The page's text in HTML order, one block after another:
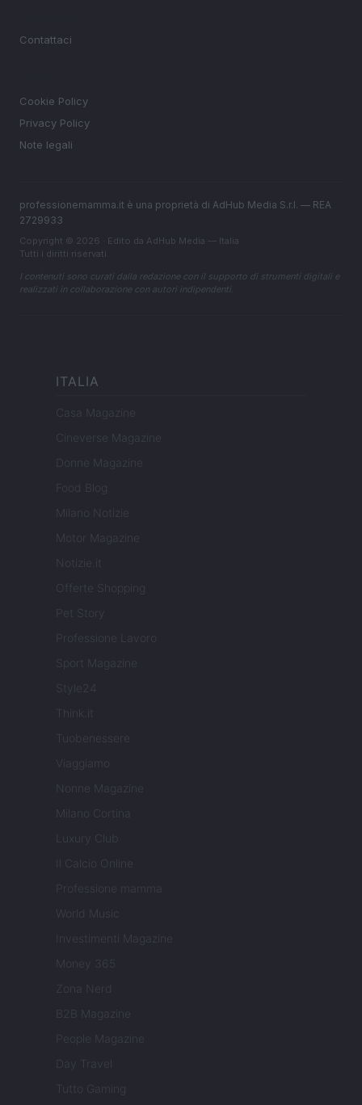
Contattaci
Cookie Policy
Privacy Policy
Note legali
professionemamma.it è una proprietà di AdHub Media S.r.l. — REA
2729933
Copyright © 2026 · Edito da AdHub Media — Italia
Tutti i diritti riservati
I contenuti sono curati dalla redazione con il supporto di strumenti digitali e
realizzati in collaborazione con autori indipendenti.
ITALIA
Casa Magazine
Cineverse Magazine
Donne Magazine
Food Blog
Milano Notizie
Motor Magazine
Notizie.it
Offerte Shopping
Pet Story
Professione Lavoro
Sport Magazine
Style24
Think.it
Tuobenessere
Viaggiamo
Nonne Magazine
Milano Cortina
Luxury Club
Il Calcio Online
Professione mamma
World Music
Investimenti Magazine
Money 365
Zona Nerd
B2B Magazine
People Magazine
Day Travel
Tutto Gaming